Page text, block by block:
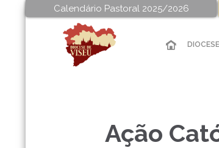
Calendário Pastoral 2025/2026
DIOCESE
Ação